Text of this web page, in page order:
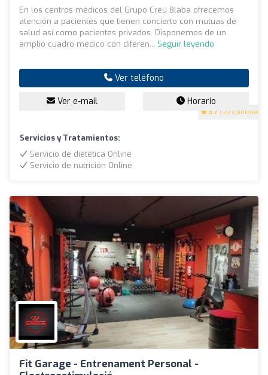
3.7 (99 opiniones)
En los centros médicos del Grupo Creu Blaba ofrecemos
atención a pacientes que tienen concierto con mutuas de
salud así como pacientes privados. Disponemos de un
amplío cuadro médico con diferen... Seguir leyendo
Ver teléfono
Ver e-mail Horario
Servicios y Tratamientos:
Servicio de dietética Online
Servicio de nutrición Online
Fit Garage - Entrenament Personal -